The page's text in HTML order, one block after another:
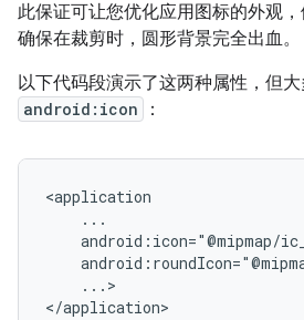
此保证可让您优化应用图标的外观
确保在裁剪时，圆形背景完全出血。
以下代码段演示了这两种属性，但
android:icon ：
...>
</application>